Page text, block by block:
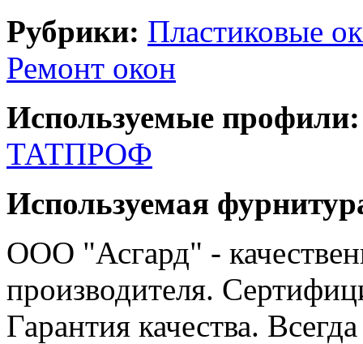
Рубрики: Пластиковые
Ремонт окон
Используемые профили:
ТАТПРОФ
Используемая
ООО "Асгард" -
производителя.
Гарантия качества.